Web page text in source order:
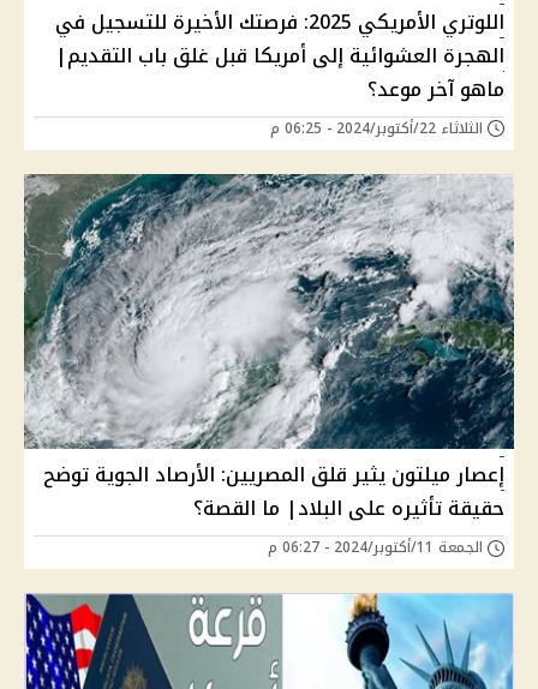
اللوتري الأمريكي 2025: فرصتك الأخيرة للتسجيل في
الهجرة العشوائية إلى أمريكا قبل غلق باب التقديم|
ماهو آخر موعد؟
الثلاثاء 22/أكتوبر/2024 - 06:25 م
إعصار ميلتون يثير قلق المصريين: الأرصاد الجوية توضح
حقيقة تأثيره على البلاد| ما القصة؟
الجمعة 11/أكتوبر/2024 - 06:27 م